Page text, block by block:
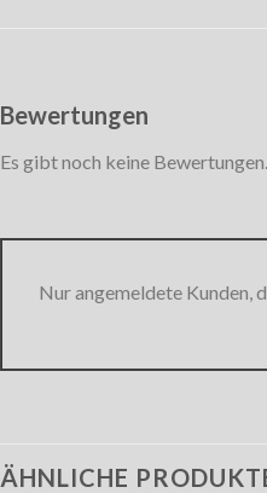
Bewertungen
Es gibt noch keine Bewertungen.
Nur angemeldete Kunden,
ÄHNLICHE